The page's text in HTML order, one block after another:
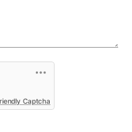
Captcha